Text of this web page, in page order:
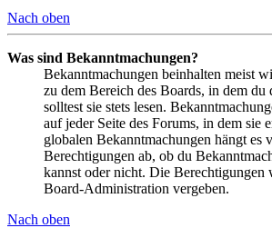
Nach oben
Was sind Bekanntmachungen?
Bekanntmachungen beinhalten meist
zu dem Bereich des Boards, in dem du
solltest sie stets lesen.
auf jeder Seite des Forums, in dem sie
globalen Bekanntmachungen hängt es
Berechtigungen ab, ob du
kannst oder nicht. Die Berechtigungen
Board-Administration vergeben.
Nach oben